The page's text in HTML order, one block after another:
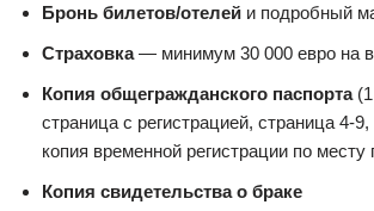
Бронь билетов/отелей и подробный
Страховка— минимум 30 000 евро на
Копия общегражданского паспорта(1
страница с регистрацией, страница 4-
копия временной регистрации по
Копия свидетельства о браке